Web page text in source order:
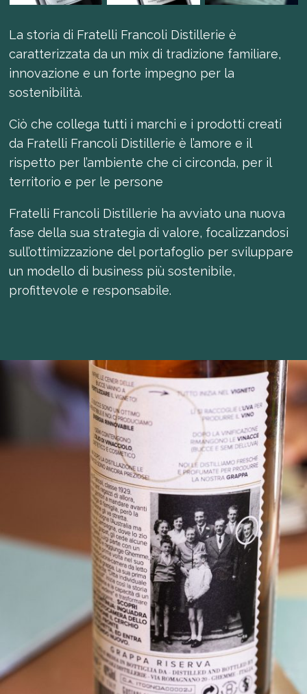
La storia di Fratelli Francoli Distillerie è
caratterizzata da un mix di tradizione familiare,
innovazione e un forte impegno per la
sostenibilità.
Ciò che collega tutti i marchi e i prodotti creati
da Fratelli Francoli Distillerie è l’amore e il
rispetto per l’ambiente che ci circonda, per il
territorio e per le persone
Fratelli Francoli Distillerie ha avviato una nuova
fase della sua strategia di valore, focalizzandosi
sull’ottimizzazione del portafoglio per sviluppare
un modello di business più sostenibile,
profittevole e responsabile.